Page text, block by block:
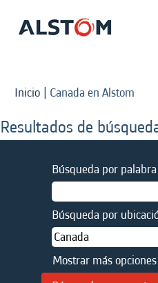
Inicio | Canada en Alstom
Resultados de
Búsqueda por
Búsqueda por
Mostrar más opciones